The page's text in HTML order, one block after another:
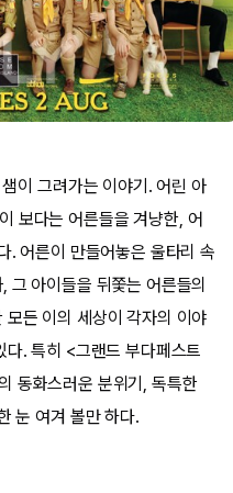
이 그려가는 이야기. 어린 아
보다는 어른들을 겨냥한, 어
. 어른이 만들어놓은 울타리 속
그 아이들을 뒤쫓는 어른들의
든 이의 세상이 각자의 이야
. 특히 <그랜드 부다페스트
동화스러운 분위기, 독특한
눈 여겨 볼만 하다.